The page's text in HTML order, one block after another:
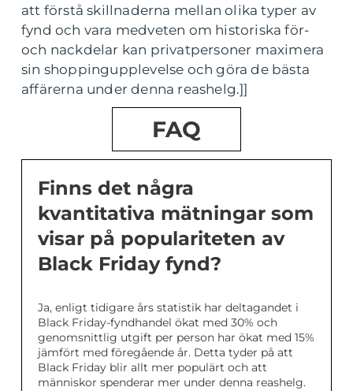
att förstå skillnaderna mellan olika typer av
fynd och vara medveten om historiska för-
och nackdelar kan privatpersoner maximera
sin shoppingupplevelse och göra de bästa
affärerna under denna reashelg.]]
FAQ
Finns det några
kvantitativa mätningar som
visar på populariteten av
Black Friday fynd?
Ja, enligt tidigare års statistik har deltagandet i
Black Friday-fyndhandel ökat med 30% och
genomsnittlig utgift per person har ökat med 15%
jämfört med föregående år. Detta tyder på att
Black Friday blir allt mer populärt och att
människor spenderar mer under denna reashelg.